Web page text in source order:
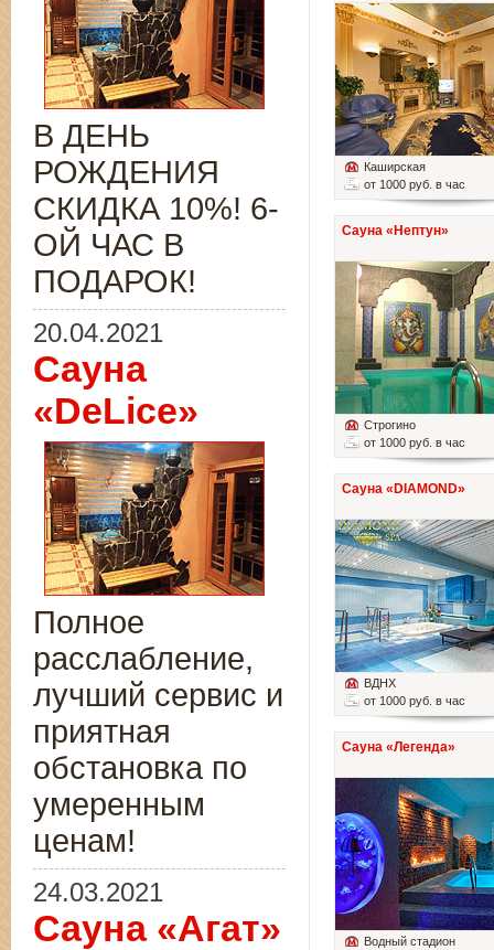
Каширская
от 1000 руб. в час
Сауна «Нептун»
Строгино
от 1000 руб. в час
Сауна «DIAMOND»
ВДНХ
от 1000 руб. в час
Сауна «Легенда»
Водный стадион
В ДЕНЬ
РОЖДЕНИЯ
СКИДКА 10%! 6-
ОЙ ЧАС В
ПОДАРОК!
20.04.2021
Сауна
«DeLice»
Полное
расслабление,
лучший сервис и
приятная
обстановка по
умеренным
ценам!
24.03.2021
Сауна «Агат»